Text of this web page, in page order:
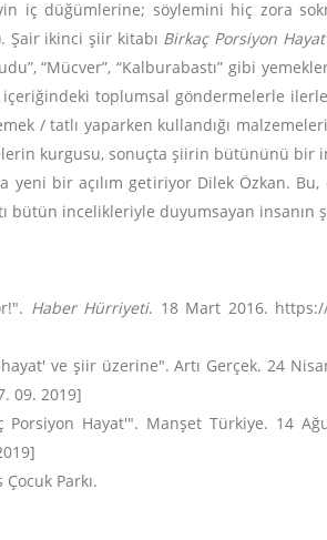
iç düğümlerine; söylemini hiç zora
Şair ikinci şiir kitabı Birkaç Porsiyon Hayat
“Mücver”, “Kalburabastı” gibi
içeriğindeki toplumsal göndermelerle
/ tatlı yaparken kullandığı
kurgusu, sonuçta şiirin bütününü bir
bir açılım getiriyor Dilek Özkan. Bu,
incelikleriyle duyumsayan insanın
Haber Hürriyeti. 18 Mart 2016.
ve şiir üzerine". Artı Gerçek. 24
09. 2019]
Hayat'". Manşet Türkiye. 14
Parkı.